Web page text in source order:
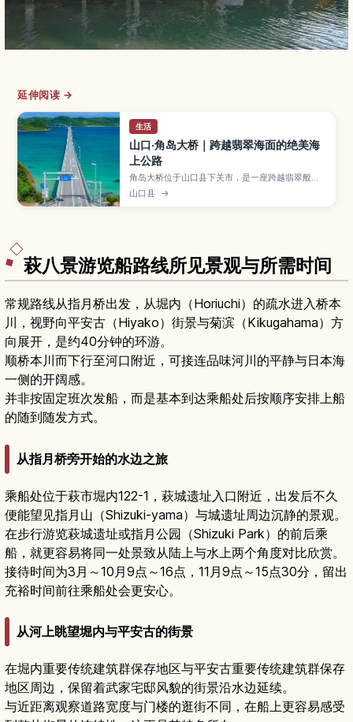
延伸阅读 →
生活
山口·角岛大桥｜跨越翡翠海面的绝美海
上公路
角岛大桥位于山口县下关市，是一座跨越翡翠般的
日本海、连结丰北町与角岛的人气海上大桥。文章
将介绍观景与拍照要点、最佳旅行季节、附近沙滩
山口县 →
萩八景游览船路线所见景观与所需时间
常规路线从指月桥出发，从堀内（Horiuchi）的疏水进入桥本
川，视野向平安古（Hiyako）街景与菊滨（Kikugahama）方
向展开，是约40分钟的环游。
顺桥本川而下行至河口附近，可接连品味河川的平静与日本海
一侧的开阔感。
并非按固定班次发船，而是基本到达乘船处后按顺序安排上船
的随到随发方式。
从指月桥旁开始的水边之旅
乘船处位于萩市堀内122-1，萩城遗址入口附近，出发后不久
便能望见指月山（Shizuki-yama）与城遗址周边沉静的景观。
在步行游览萩城遗址或指月公园（Shizuki Park）的前后乘
船，就更容易将同一处景致从陆上与水上两个角度对比欣赏。
接待时间为3月～10月9点～16点，11月9点～15点30分，留出
充裕时间前往乘船处会更安心。
从河上眺望堀内与平安古的街景
在堀内重要传统建筑群保存地区与平安古重要传统建筑群保存
地区周边，保留着武家宅邸风貌的街景沿水边延续。
与近距离观察道路宽度与门楼的逛街不同，在船上更容易感受